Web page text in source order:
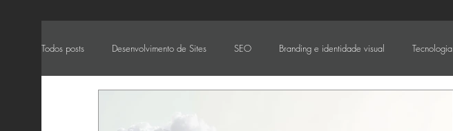
Todos posts Desenvolvimento de Sites SEO Branding e identidade visual Tecnologia